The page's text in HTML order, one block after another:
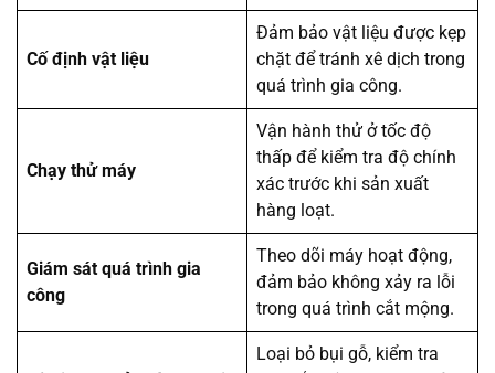
Cố định vật liệu
Đảm bảo vật liệu được kẹp
chặt để tránh xê dịch trong
quá trình gia công.
Chạy thử máy
Vận hành thử ở tốc độ
thấp để kiểm tra độ chính
xác trước khi sản xuất
hàng loạt.
Giám sát quá trình gia
công
Theo dõi máy hoạt động,
đảm bảo không xảy ra lỗi
trong quá trình cắt mộng.
Loại bỏ bụi gỗ, kiểm tra